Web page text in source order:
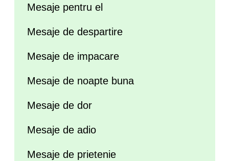
Mesaje pentru el
Mesaje de despartire
Mesaje de impacare
Mesaje de noapte buna
Mesaje de dor
Mesaje de adio
Mesaje de prietenie